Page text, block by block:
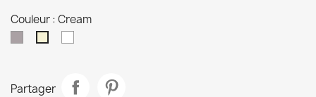
Couleur : Cream
Partager